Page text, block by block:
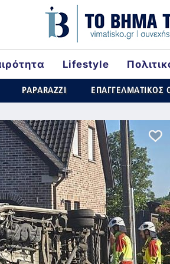
Lifestyle
PAPARAZZI ΕΠΑΓΓΕΛΜΑΤΙΚΟΣ